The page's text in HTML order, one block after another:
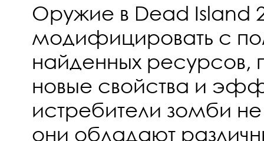
Оружие в Dead Island
модифицировать с
найденных ресурсов,
новые свойства и
истребители зомби
они обладают